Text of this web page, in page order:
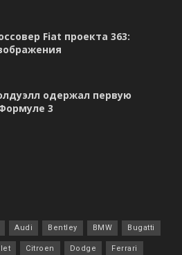
Fiat проекта 363:
одержал первую
3
Audi Bentley BMW Bugatti
Citroen Dodge Ferrari